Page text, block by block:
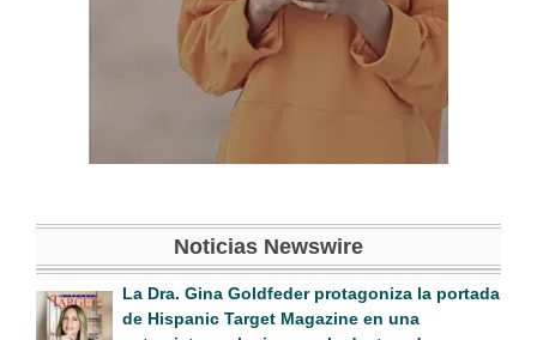
Noticias Newswire
La Dra. Gina Goldfeder protagoniza la portada
de Hispanic Target Magazine en una